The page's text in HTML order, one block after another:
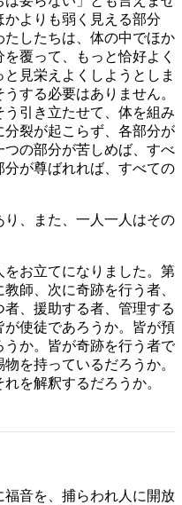
よりも弱く見える部分
たしたちは、体の中でほか
覆って、もっと恰好よく
見栄えよくしようとしま
する必要はありません。
引き立たせて、体を組み
分裂が起こらず、各部分が
つの部分が苦しめば、すべ
が尊ばれれば、すべての
、また、一人一人はその
お立てになりました。第
師、次に奇跡を行う者、
、援助する者、管理する
が使徒であろうか。皆が預
か。皆が奇跡を行う者で
を持っているだろうか。
を解釈するだろうか。
音を、捕らわれ人に開放